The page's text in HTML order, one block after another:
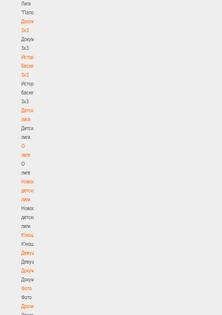
Лига
"Палова"
Документы
3х3
Документы
3х3
История
баскетбола
3х3
История
баскетбола
3х3
Детская
лига
Детская
лига
О
лиге
О
лиге
Новости
детской
лиги
Новости
детской
лиги
Юноши
Юноши
Девушки
Девушки
Документы
Документы
Фото
Фото
Другие